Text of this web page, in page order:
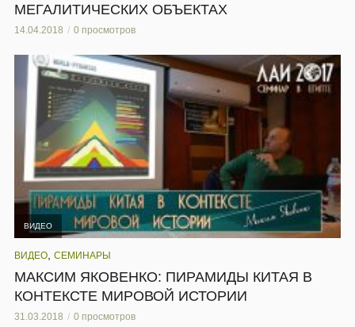
МЕГАЛИТИЧЕСКИХ ОБЪЕКТАХ
14.04.2018 0 просмотров
ВИДЕО
ВИДЕО СЕМИНАРЫ
МАКСИМ ЯКОВЕНКО: ПИРАМИДЫ КИТАЯ В
КОНТЕКСТЕ МИРОВОЙ ИСТОРИИ
31.03.2018 0 просмотров